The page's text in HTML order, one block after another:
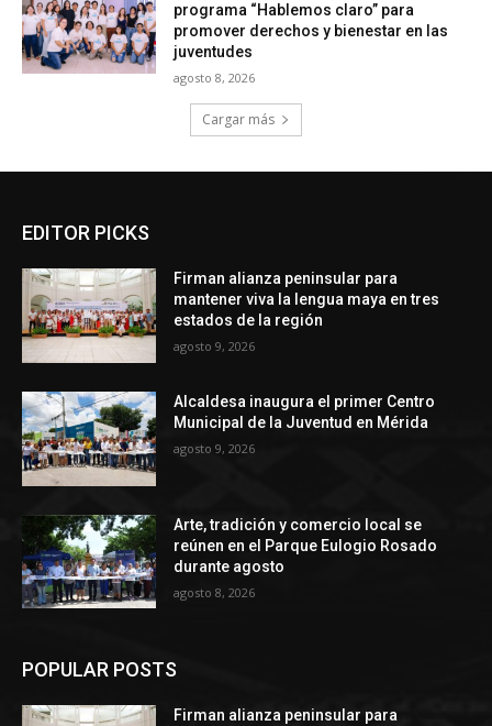
programa “Hablemos claro” para
promover derechos y bienestar en las
juventudes
agosto 8, 2026
Cargar más
EDITOR PICKS
Firman alianza peninsular para
mantener viva la lengua maya en tres
estados de la región
agosto 9, 2026
Alcaldesa inaugura el primer Centro
Municipal de la Juventud en Mérida
agosto 9, 2026
Arte, tradición y comercio local se
reúnen en el Parque Eulogio Rosado
durante agosto
agosto 8, 2026
POPULAR POSTS
Firman alianza peninsular para